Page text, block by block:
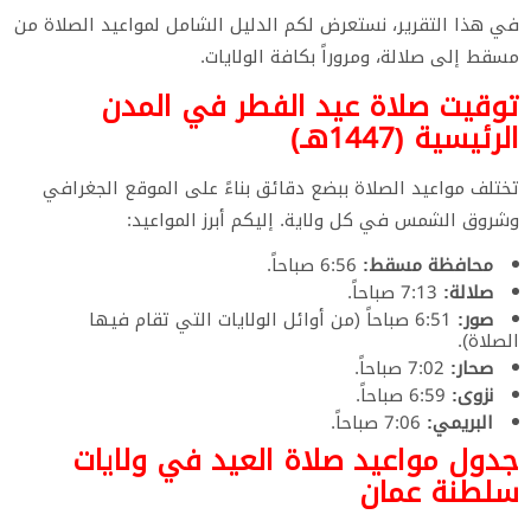
​في هذا التقرير، نستعرض لكم الدليل الشامل لمواعيد الصلاة من
مسقط إلى صلالة، ومروراً بكافة الولايات.
​توقيت صلاة عيد الفطر في المدن
الرئيسية (1447هـ)
​تختلف مواعيد الصلاة ببضع دقائق بناءً على الموقع الجغرافي
وشروق الشمس في كل ولاية. إليكم أبرز المواعيد:
محافظة مسقط:
صلالة:
صور:
6:51 صباحاً (من أوائل الولايات التي تقام فيها
الصلاة).
صحار:
نزوى:
البريمي:
​جدول مواعيد صلاة العيد في ولايات
سلطنة عمان